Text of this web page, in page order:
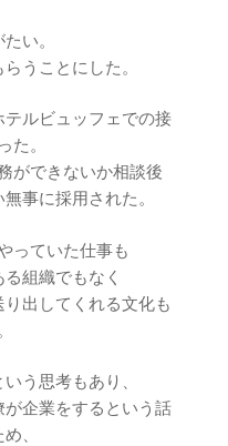
い。
うことにした。
ルビュッフェでの接
た。
ができないか相談後
事に採用された。
っていた仕事も
組織でもなく
出してくれる文化も
う思考もあり、
企業をするという話
、